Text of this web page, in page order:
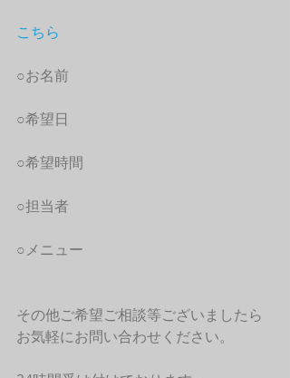
こちら
○お名前
○希望日
○希望時間
○担当者
○メニュー
その他ご希望ご相談等ございましたら
お気軽にお問い合わせください。